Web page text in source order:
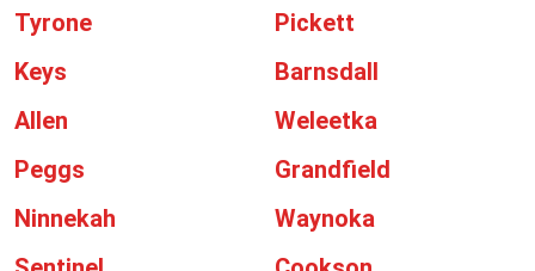
Tyrone
Pickett
Keys
Barnsdall
Allen
Weleetka
Peggs
Grandfield
Ninnekah
Waynoka